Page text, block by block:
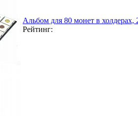
Альбом для 80 монет в
Рейтинг: